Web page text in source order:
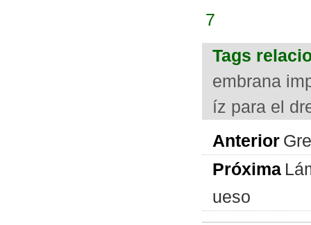
7
Tags
embrana
íz para el
Anterior
Próxima
ueso